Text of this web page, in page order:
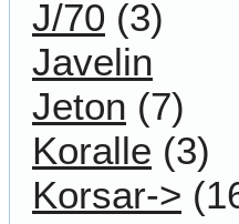
J/70 (3)
Javelin
Jeton (7)
Koralle (3)
Korsar->